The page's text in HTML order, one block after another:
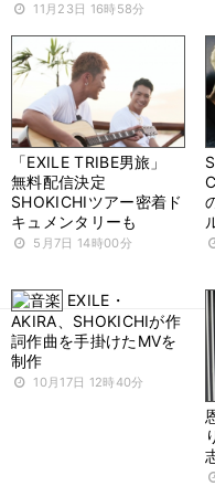
11月23日 16時58分
「EXILE TRIBE男旅」
無料配信決定
SHOKICHIツアー密着ド
キュメンタリーも
5月7日 14時00分
EXILE・
AKIRA、SHOKICHIが作
詞作曲を手掛けたMVを
制作
10月17日 12時40分